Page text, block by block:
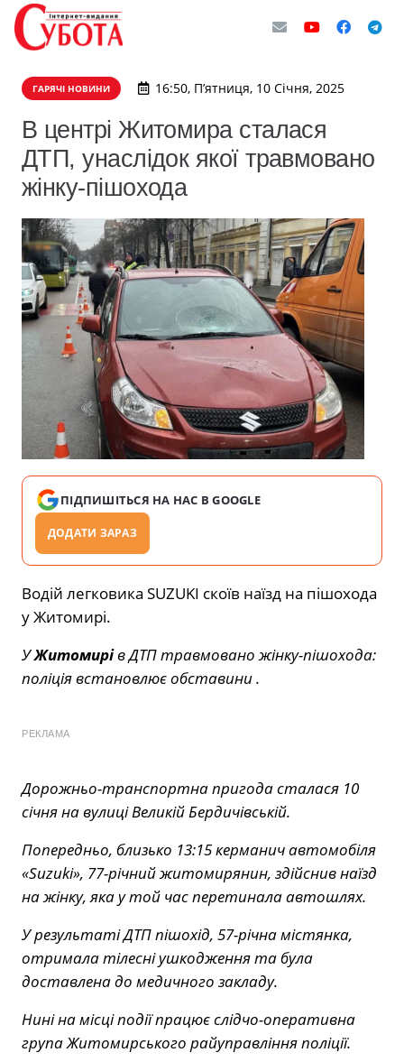
ГАРЯЧІ НОВИНИ 16:50, П’ятниця, 10 Січня, 2025
В центрі Житомира сталася
ДТП, унаслідок якої травмовано
жінку-пішохода
ПІДПИШІТЬСЯ НА НАС В GOOGLE
ДОДАТИ ЗАРАЗ
Водій легковика SUZUKI скоїв наїзд на пішохода
у Житомирі.
УЖитомирів ДТП травмовано жінку-пішохода:
поліція встановлює обставини .
РЕКЛАМА
Дорожньо-транспортна пригода сталася 10
січня на вулиці Великій Бердичівській.
Попередньо, близько 13:15 керманич автомобіля
«Suzuki», 77-річний житомирянин, здійснив наїзд
на жінку, яка у той час перетинала автошлях.
У результаті ДТП пішохід, 57-річна містянка,
отримала тілесні ушкодження та була
доставлена до медичного закладу.
Нині на місці події працює слідчо-оперативна
група Житомирського райуправління поліції.